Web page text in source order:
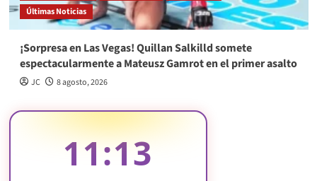
Últimas Noticias
¡Sorpresa en Las Vegas! Quillan Salkilld somete
espectacularmente a Mateusz Gamrot en el primer asalto
JC 8 agosto, 2026
11:13